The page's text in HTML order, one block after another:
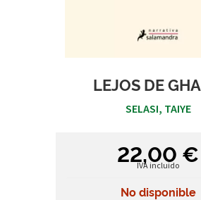
LEJOS DE
SELASI, TAIYE
22,00 €
IVA incluido
No disponible